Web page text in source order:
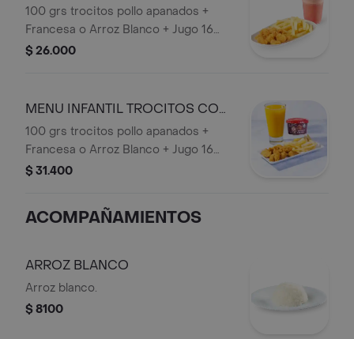
SOLO
100 grs trocitos pollo apanados +
Francesa o Arroz Blanco + Jugo 16
onzas (Mora o Mango).
$ 26.000
MENU INFANTIL TROCITOS CON
HELADO
100 grs trocitos pollo apanados +
Francesa o Arroz Blanco + Jugo 16
onzas (Mora o Mango) + + Vaso de
$ 31.400
ACOMPAÑAMIENTOS
ARROZ BLANCO
Arroz blanco.
$ 8100